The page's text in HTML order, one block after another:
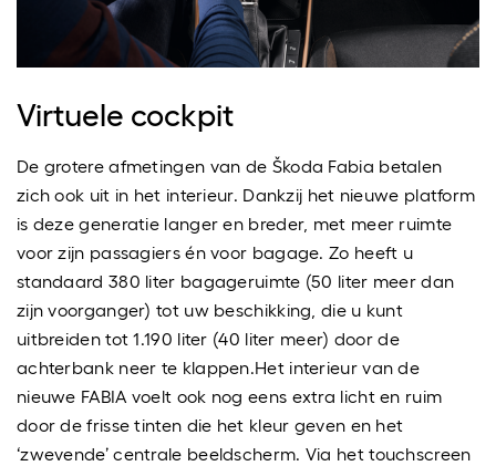
Virtuele cockpit
De grotere afmetingen van de Škoda Fabia betalen
zich ook uit in het interieur. Dankzij het nieuwe platform
is deze generatie langer en breder, met meer ruimte
voor zijn passagiers én voor bagage. Zo heeft u
standaard 380 liter bagageruimte (50 liter meer dan
zijn voorganger) tot uw beschikking, die u kunt
uitbreiden tot 1.190 liter (40 liter meer) door de
achterbank neer te klappen.Het interieur van de
nieuwe FABIA voelt ook nog eens extra licht en ruim
door de frisse tinten die het kleur geven en het
‘zwevende’ centrale beeldscherm. Via het touchscreen